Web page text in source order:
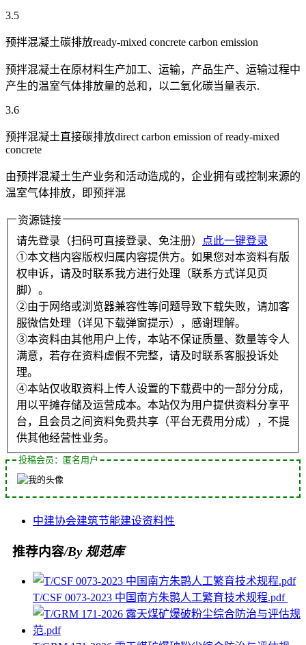
3.5
预拌混凝土碳排放ready-mixed concrete carbon emission
预拌混凝土在原材料生产加工、运输，产品生产、运输过程中
产生的温室气体排放量的总和，以二氧化碳当量表示.
3.6
预拌混凝土直接碳排放direct carbon emission of ready-mixed
concrete
由预拌混凝土生产业务和活动造成的，企业拥有或控制来源的
温室气体排放，即预拌混
资源链接
请先登录（扫码可直接登录、免注册）
点此一键登录
①本文档内容版权归属内容提供方。如果您对本资料有版
权申诉，请及时联系我方进行处理（联系方式详见页
脚）。
②由于网络或浏览器兼容性等问题导致下载失败，请加客
服微信处理（详见下载弹窗提示），感谢理解。
③本资料由其他用户上传，本站不保证质量、数量等令人
满意，若存在资料虚假不完整，请及时联系客服投诉处
理。
④本站仅收取资料上传人设置的下载费中的一部分分成，
用以平摊存储及运营成本。本站仅为用户提供资料分享平
台，且会员之间资料免费共享（平台无费用分成），不提
供其他经营性业务。
投稿会员：匿名用户
中建协会建筑节能建设资料性
推荐内容/By 规范库
T/CSF 0073-2023 中国南方朱鹮人工繁育技术规程.pdf